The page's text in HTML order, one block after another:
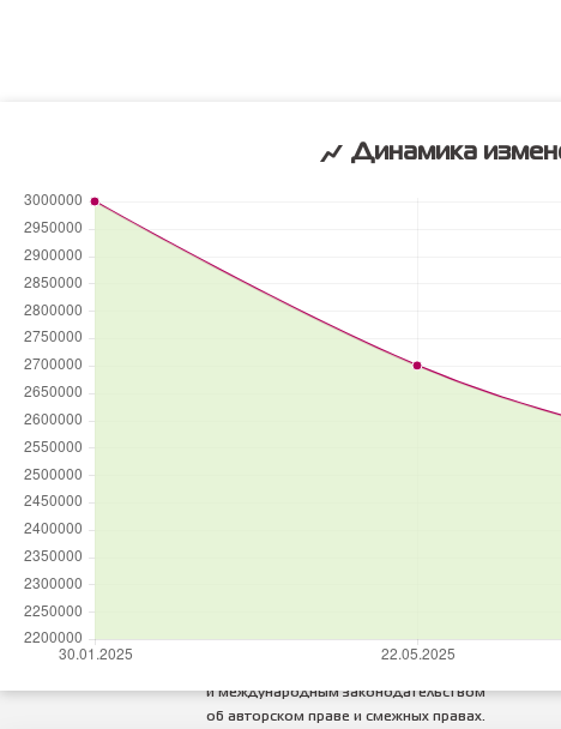
Динамика
опубликованные на сайте, защищены
и международным законодательством
об авторском праве и смежных правах.